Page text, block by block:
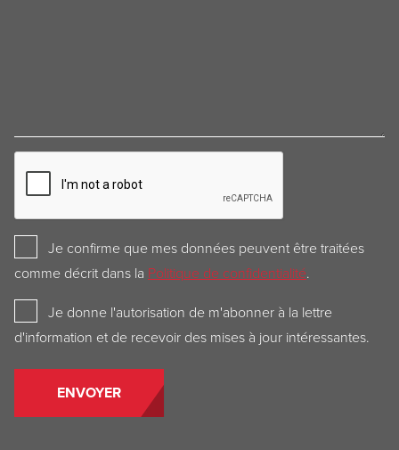
Privacy
Policy
Je confirme que mes données peuvent être traitées
comme décrit dans la Politique de confidentialité.
Newsletter
Je donne l'autorisation de m'abonner à la lettre
d'information et de recevoir des mises à jour intéressantes.